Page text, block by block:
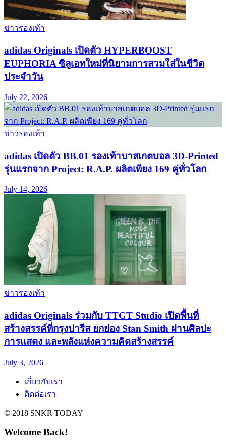
ข่าวรองเท้า
adidas Originals เปิดตัว HYPERBOOST
EUPHORIA ซิลูเอทใหม่ที่นิยามการสวมใส่ในชีวิต
ประจำวัน
July 22, 2026
ข่าวรองเท้า
adidas เปิดตัว BB.01 รองเท้าบาสเกตบอล 3D-Printed
รุ่นแรกจาก Project: R.A.P. ผลิตเพียง 169 คู่ทั่วโลก
July 14, 2026
ข่าวรองเท้า
adidas Originals ร่วมกับ TTGT Studio เปิดพื้นที่
สร้างสรรค์ที่กรุงปารีส ยกย่อง Stan Smith ผ่านศิลปะ
การแสดง และพลังแห่งความคิดสร้างสรรค์
July 3, 2026
เกี่ยวกับเรา
ติดต่อเรา
© 2018 SNKR TODAY
Welcome Back!